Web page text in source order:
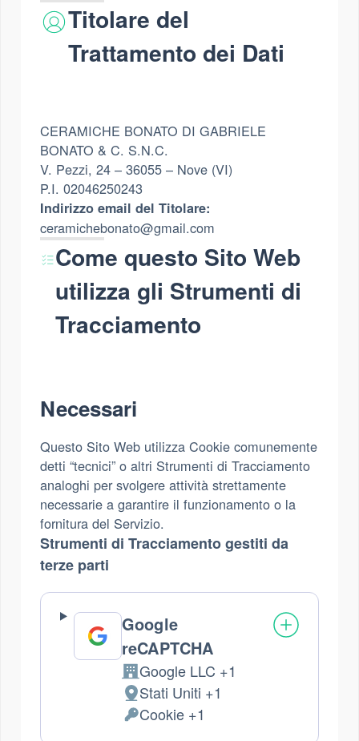
Titolare del
Trattamento dei Dati
CERAMICHE BONATO DI GABRIELE
BONATO & C. S.N.C.
V. Pezzi, 24 – 36055 – Nove (VI)
P.I. 02046250243
Indirizzo email del Titolare:
ceramichebonato@gmail.com
Come questo Sito Web
utilizza gli Strumenti di
Tracciamento
Necessari
Questo Sito Web utilizza Cookie comunemente
detti “tecnici” o altri Strumenti di Tracciamento
analoghi per svolgere attività strettamente
necessarie a garantire il funzionamento o la
fornitura del Servizio.
Strumenti di Tracciamento gestiti da
terze parti
Google
reCAPTCHA
Azienda:
Google LLC +1
Luogo
del
Stati Uniti +1
DatiCookie +1